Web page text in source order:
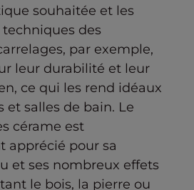
souhaitée et les
des
par exemple,
leur durabilité et leur
ce qui les rend idéaux
et salles de bain. Le
cérame est
apprécié pour sa
et ses nombreux effets
le bois, la pierre ou